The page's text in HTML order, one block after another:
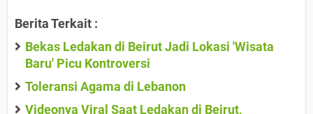
Berita Terkait :
Bekas Ledakan di Beirut Jadi Lokasi 'Wisata
Baru' Picu Kontroversi
Toleransi Agama di Lebanon
Videonya Viral Saat Ledakan di Beirut,